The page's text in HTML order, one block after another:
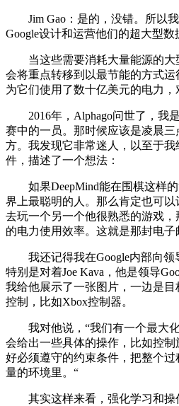
Jim Gao：是的，没错。所以我
Google设计和运营他们的超大型数
当这些需要消耗大量能源的大
会将重点转移到以最节能的方式
为它们使用了数十亿美元的电力，
2016年，Alphago问世了，我
赛中的一员。那时候应该是凌晨
方。我发现它非常迷人，以至于我
件，描述了一个想法：
如果DeepMind能在围棋这样的
界上最聪明的人。那么肯定也可
去玩一个另一个他很熟悉的游戏，
的电力使用效率。这就是那封电子
我还记得我在Google内部向领
特别是对着Joe Kava，他是领导
我给他展示了一张图片，一边是
控制，比如Xbox控制器。
我对他说，“我们有一个最大化
会给出一些具体的操作，比如控
好必须遵守的约束条件，把整个
量的环境里。“
其实这样来看，强化学习和操